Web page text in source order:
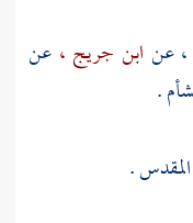
عن ابن جريج ، عن
.
.